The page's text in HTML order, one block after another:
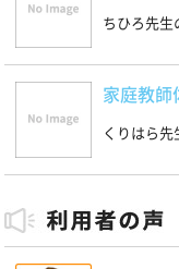
ちひろ先生
家庭教師
くりはら先